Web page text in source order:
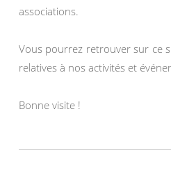
associations.
Vous pourrez retrouver sur ce
relatives à nos activités et
Bonne visite !